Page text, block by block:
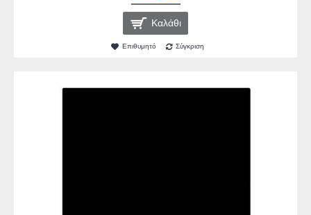
Καλάθι
Επιθυμητό Σύγκριση